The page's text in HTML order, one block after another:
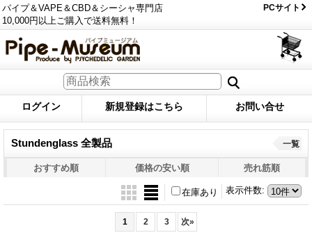
パイプ＆VAPE＆CBD＆シーシャ専門店
10,000円以上ご購入で送料無料！
PCサイト
ログイン 新規登録はこちら お問い合せ
Stundenglass 全製品 一覧
おすすめ順 価格の安い順 売れ筋順
表示件数:
在庫あり
1 2 3 次»